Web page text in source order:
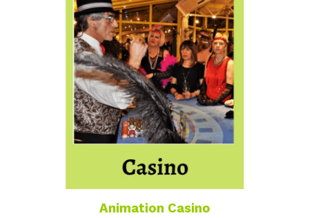
Animation Casino